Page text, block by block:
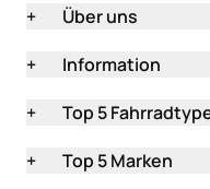
+
Über uns
+
Information
+
Top 5
+
Top 5 Marken